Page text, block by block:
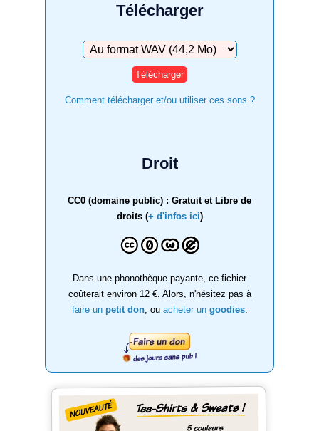
Télécharger
Télécharger
Comment télécharger et/ou utiliser ces sons ?
Droit
CC0 (domaine public) : Gratuit et Libre de
droits (+ d'infos ici)
Dans une phonothèque payante, ce fichier
coûterait environ 12 €. Alors, n'hésitez pas à
faire un petit don, ou acheter un goodies.